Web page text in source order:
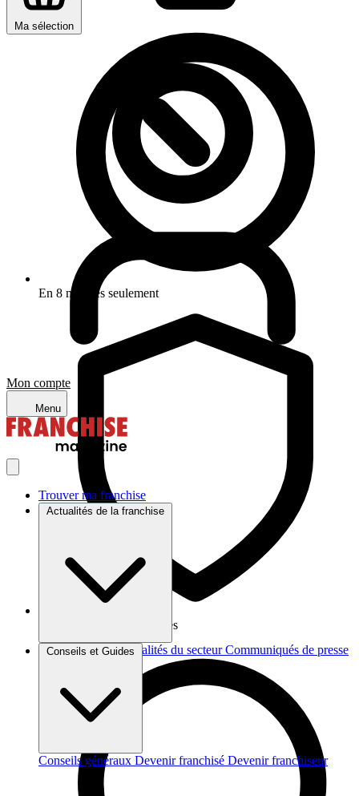
Ma sélection
Mon compte
Menu
Trouver ma franchise
Actualités de la franchise
Brèves et actus Actualités du secteur Communiqués de presse
Conseils et Guides
Conseils généraux Devenir franchisé Devenir franchiseur
En 8 minutes seulement
Vos données sont protégées